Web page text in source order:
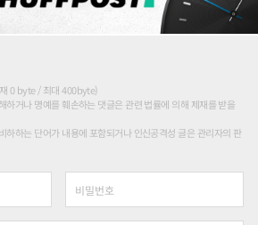
0 byte / 최대 400byte)
하거나 명예를 훼손하는 댓글은 관련 법률에 의해 제재를 받을
하하는 단어가 내용에 포함되거나 인신공격성 글은 관리자의 판